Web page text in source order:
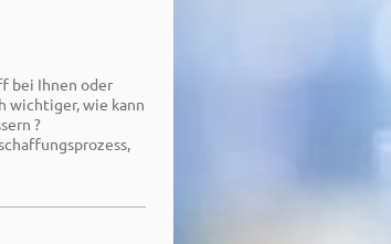
bei Ihnen oder
wichtiger, wie kann
?